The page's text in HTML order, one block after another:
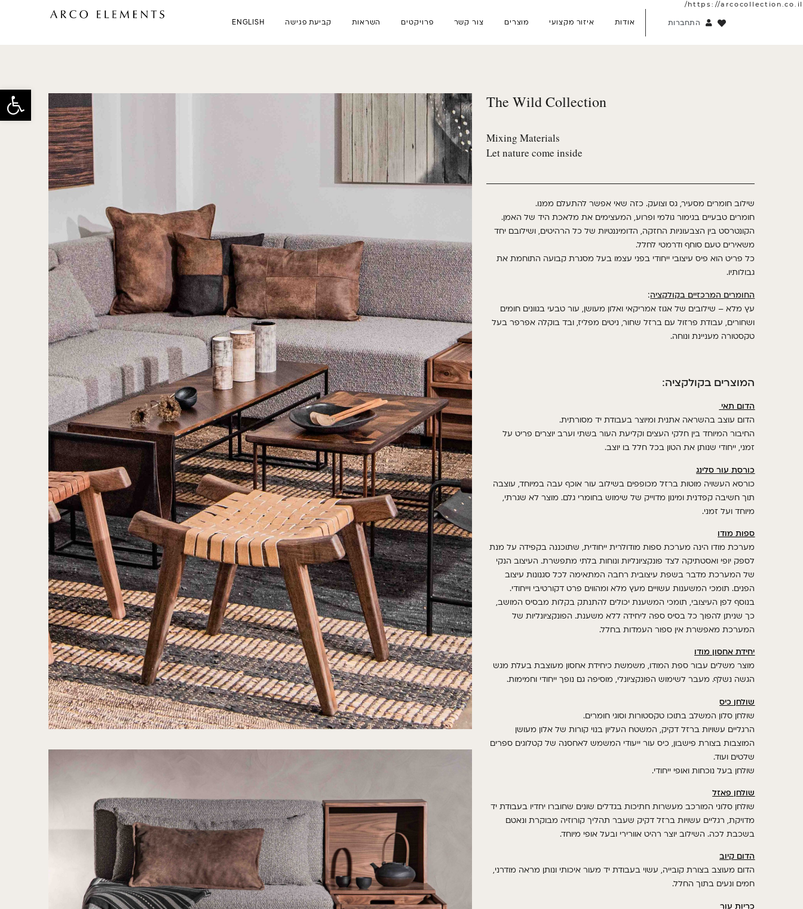
https://arcocollection.co.il/
התחברות אודות איזור מקצועי מוצרים צור קשר פרויקטים השראות קביעת פגישה ENGLISH
The Wild Collection
Mixing Materials
Let nature come inside
שילוב חומרים מסעיר, גס וצועק. כזה שאי אפשר להתעלם ממנו.
חומרים טבעיים בגימור גולמי ופרוע, המעצימים את מלאכת היד של האמן.
הקונטרסט בין הצבעוניות החזקה, הדומיננטיות של כל הרהיטים, ושילובם יחד
משאירים טעם סוחף ודרמטי לחלל.
כל פריט הוא פיס עיצובי ייחודי בפני עצמו בעל מסגרת קבועה התוחמת את
גבולותיו.
החומרים המרכזיים בקולקציה:
עץ מלא– שילובים של אגוז אמריקאי ואלון מעושן, עור טבעי בגוונים חומים
ושחורים, עבודת פרזול עם ברזל שחור, ניטים מפליז, ובד בוקלה אפרפר בעל
טקסטורה מעניינת ונוחה.
המוצרים בקולקציה:
הדום תאי
הדום עוצב בהשראה אתנית ומיוצר בעבודת יד מסורתית.
החיבור המיוחד בין חלקי העצים וקליעת העור בשתי וערב יוצרים פריט על
זמני, ייחודי שנותן את הטון בכל חלל בו יוצב.
כורסת עור סלינג
כורסא העשויה מוטות ברזל מכופפים בשילוב עור אוכף עבה במיוחד, עוצבה
תוך חשיבה קפדנית ומינון מדוייק של שימוש בחומרי גלם. מוצר לא שגרתי,
מיוחד ועל זמני.
ספות מודו
מערכת מודו הינה מערכת ספות מודולרית ייחודית, שתוכננה בקפידה על מנת
לספק יופי ואסטתיקה לצד פונקציונליות ונוחות בלתי מתפשרת. העיצוב הנקי
של המערכת מדבר בשפת עיצובית רחבה המתאימה לכל סגנונות עיצוב
הפנים. תומכי המשענות עשויים מעץ מלא ומהווים פרט דקורטיבי וייחודי.
בנוסף לפן העיצובי, תומכי המשענת יכולים להתנתק בקלות מבסיס המושב,
כך שניתן להפוך כל בסיס ספה ליחידה ללא משענת. הפונקציונליות של
המערכת מאפשרת אין ספור העמדות בחלל.
יחידת אחסון מודו
מוצר משלים עבור ספת המודו, משמשת כיחידת אחסון מעוצבת בעלת מגש
הגשה נשלף. מעבר לשימוש הפונקציונלי, מוסיפה גם נופך ייחודי וחמימות.
שולחן כיס
שולחן סלון המשלב בתוכו טקסטורות וסוגי חומרים.
הרגליים עשויות ברזל דקיק, המשטח העליון בנוי קורות של אלון מעושן
המוצבות בצורת פישבון, כיס עור ייעודי המשמש לאחסנה של קטלוגים ספרים
שלטים ועוד.
שולחן בעל נוכחות ואופי ייחודי.
שולחן פאזל
שולחן סלוני המורכב מעשרות חתיכות בגדלים שונים שחוברו יחדיו בעבודת יד
מדויקת, רגליים עשויות ברזל דקיק שעבר תהליך קורוזיה מבוקרת ונאטם
בשכבת לכה. השילוב יוצר רהיט אוורירי ובעל אופי מיוחד.
הדום קיוב
הדום מעוצב בצורת קובייה, עשוי בעבודת יד מעור איכותי ונותן מראה מודרני,
חמים ונעים בתוך החלל.
כריות עור